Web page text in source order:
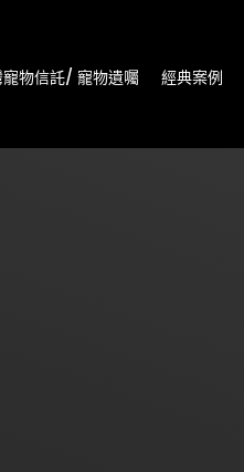
寵物信託/ 寵物遺囑 經典案例